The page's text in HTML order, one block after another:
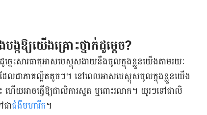
កឱ្យយើងគ្រោះថ្នាក់ដូម្តេច?
នេះសារធាតុ​អាសបេស្តុស​​ងាយនឹងចូលក្នុងខ្លួនយើងតាមរយៈ
ល​ជា​ភាគល្អិតតូចៗ។ នៅពេលអាសបេស្តុសចូលក្នុងខ្លួនយើង
ហើយ​អាចធ្វើឱ្យជាលិការសួត ឬពោះរលាក។ យូរៗទៅជាលិ
ាជំងឺមហារីក​។